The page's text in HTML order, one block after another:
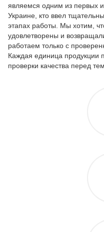
являемся одним из первых
Украине, кто ввел
этапах работы. Мы хотим,
удовлетворены и
работаем только с
Каждая единица продукции
проверки качества перед